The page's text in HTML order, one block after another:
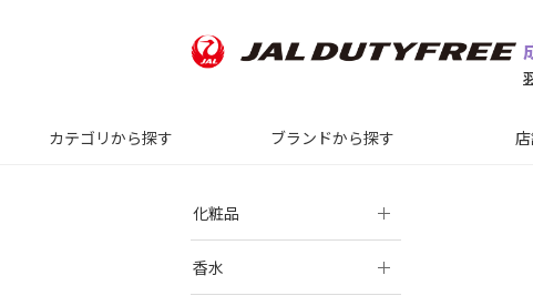
カテゴリから探す ブランドから探す
化粧品
香水